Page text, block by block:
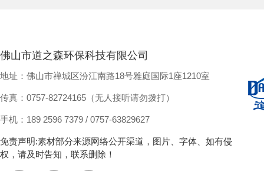
佛山市道之森环保科技有限公司
地址：佛山市禅城区汾江南路18号雅庭国际1座1210室
传真：0757-82724165（无人接听请勿拨打）
手机：189 2596 7379 / 0757-63829627
免责声明:素材部分来源网络公开渠道，图片、字体、如有侵
权，请及时告知，联系删除！